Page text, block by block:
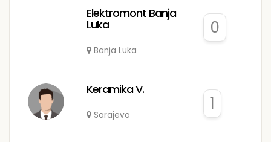
Elektromont Banja
Luka
Banja Luka
0
Keramika V.
Sarajevo
1